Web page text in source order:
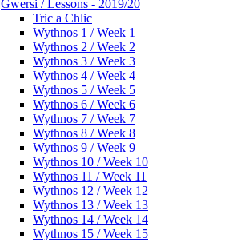
Gwersi / Lessons - 2019/20
Tric a Chlic
Wythnos 1 / Week 1
Wythnos 2 / Week 2
Wythnos 3 / Week 3
Wythnos 4 / Week 4
Wythnos 5 / Week 5
Wythnos 6 / Week 6
Wythnos 7 / Week 7
Wythnos 8 / Week 8
Wythnos 9 / Week 9
Wythnos 10 / Week 10
Wythnos 11 / Week 11
Wythnos 12 / Week 12
Wythnos 13 / Week 13
Wythnos 14 / Week 14
Wythnos 15 / Week 15